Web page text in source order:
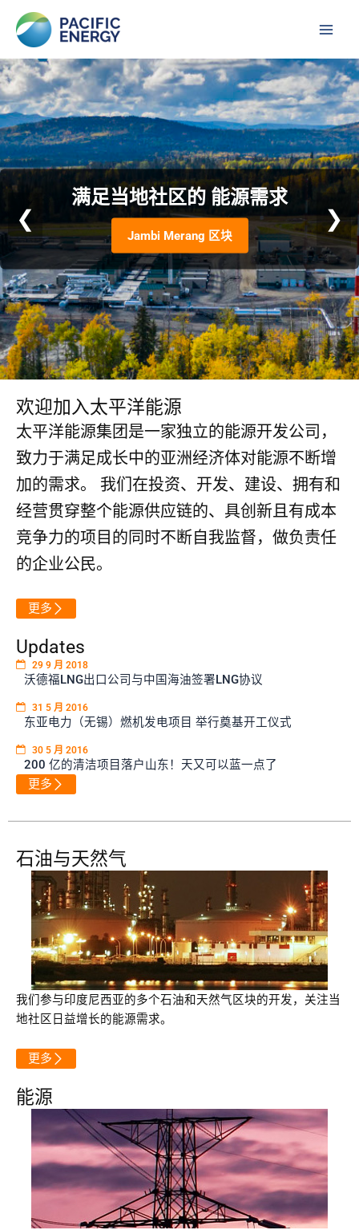
容
满足当地社区的 能源需求
Jambi Merang 区块
❮ ❯
欢迎加入太平洋能源
太平洋能源集团是一家独立的能源开发公司，
致力于满足成长中的亚洲经济体对能源不断增
加的需求。
我们在投资、开发、建设、拥有和
经营贯穿整个能源供应链的、具创新且有成本
竞争力的项目的同时不断自我监督，做负责任
的企业公民。
更多
Updates
29 9 月 2018
沃德福LNG出口公司与中国海油签署LNG协议
31 5 月 2016
东亚电力（无锡）燃机发电项目 举行奠基开工仪式
30 5 月 2016
200 亿的清洁项目落户山东！天又可以蓝一点了
更多
石油与天然气
我们参与印度尼西亚的多个石油和天然气区块的开发，关注当
地社区日益增长的能源需求。
更多
能源